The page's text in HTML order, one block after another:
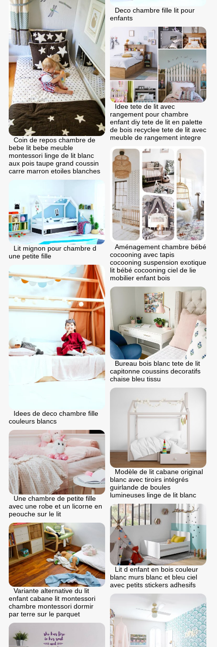
Deco chambre fille lit pour
enfants
Coin de repos chambre de
bebe lit bebe meuble
montessori linge de lit blanc
aux pois taupe grand coussin
carre marron etoiles blanches
Idee tete de lit avec
rangement pour chambre
enfant diy tete de lit en palette
de bois recyclee tete de lit avec
meuble de rangement integre
Aménagement chambre bébé
cocooning avec tapis
cocooning suspension exotique
lit bébé cocooning ciel de lie
mobilier enfant bois
Lit mignon pour chambre d
une petite fille
Idees de deco chambre fille
couleurs blancs
Bureau bois blanc tete de lit
capitonne coussins decoratifs
chaise bleu tissu
Modèle de lit cabane original
blanc avec tiroirs intégrés
guirlande de boules
lumineuses linge de lit blanc
Une chambre de petite fille
avec une robe et un licorne en
peouche sur le lit
Lit d enfant en bois couleur
blanc murs blanc et bleu ciel
avec petits stickers adhesifs
Variante alternative du lit
enfant cabane lit montessori
chambre montessori dormir
par terre sur le parquet